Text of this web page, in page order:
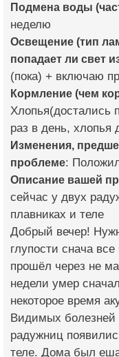
Подмена воды
неделю
Освещение (тип
попадает ли свет
(пока) + включаю
Кормление (чем
Хлопья(достались
раз в день, хлопья
Изменения,
проблеме:
Описание вашей
сейчас у двух
плавниках и теле
Добрый вечер!
глупости снача
прошёл через не
недели умер
некоторое время
Видимых болезней
радужниц
теле. Дома был